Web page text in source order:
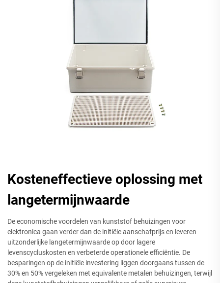
Kosteneffectieve oplossing met
langetermijnwaarde
De economische voordelen van kunststof behuizingen voor
elektronica gaan verder dan de initiële aanschafprijs en leveren
uitzonderlijke langetermijnwaarde op door lagere
levenscycluskosten en verbeterde operationele efficiëntie. De
besparingen op de initiële investering liggen doorgaans tussen de
30% en 50% vergeleken met equivalente metalen behuizingen, terwijl